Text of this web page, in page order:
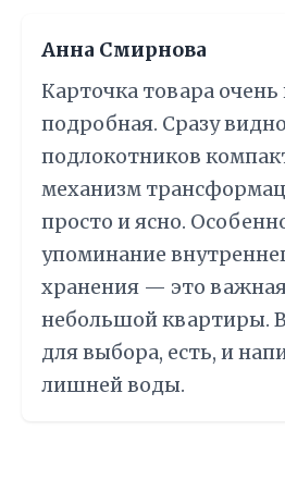
Анна Смирнова
Карточка товара
подробная. Сразу
подлокотников
механизм
просто и ясно.
упоминание
хранения — это
небольшой квартиры.
для выбора, есть, и
лишней воды.